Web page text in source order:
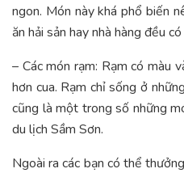
ngon. Món này khá phổ biến
ăn hải sản hay nhà hàng đều
– Các món rạm: Rạm có màu
hơn cua. Rạm chỉ sống ở
cũng là một trong số những
du lịch Sầm Sơn.
Ngoài ra các bạn có thể